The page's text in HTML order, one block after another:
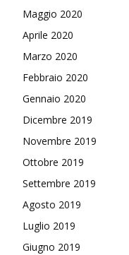
Maggio 2020
Aprile 2020
Marzo 2020
Febbraio 2020
Gennaio 2020
Dicembre 2019
Novembre 2019
Ottobre 2019
Settembre 2019
Agosto 2019
Luglio 2019
Giugno 2019